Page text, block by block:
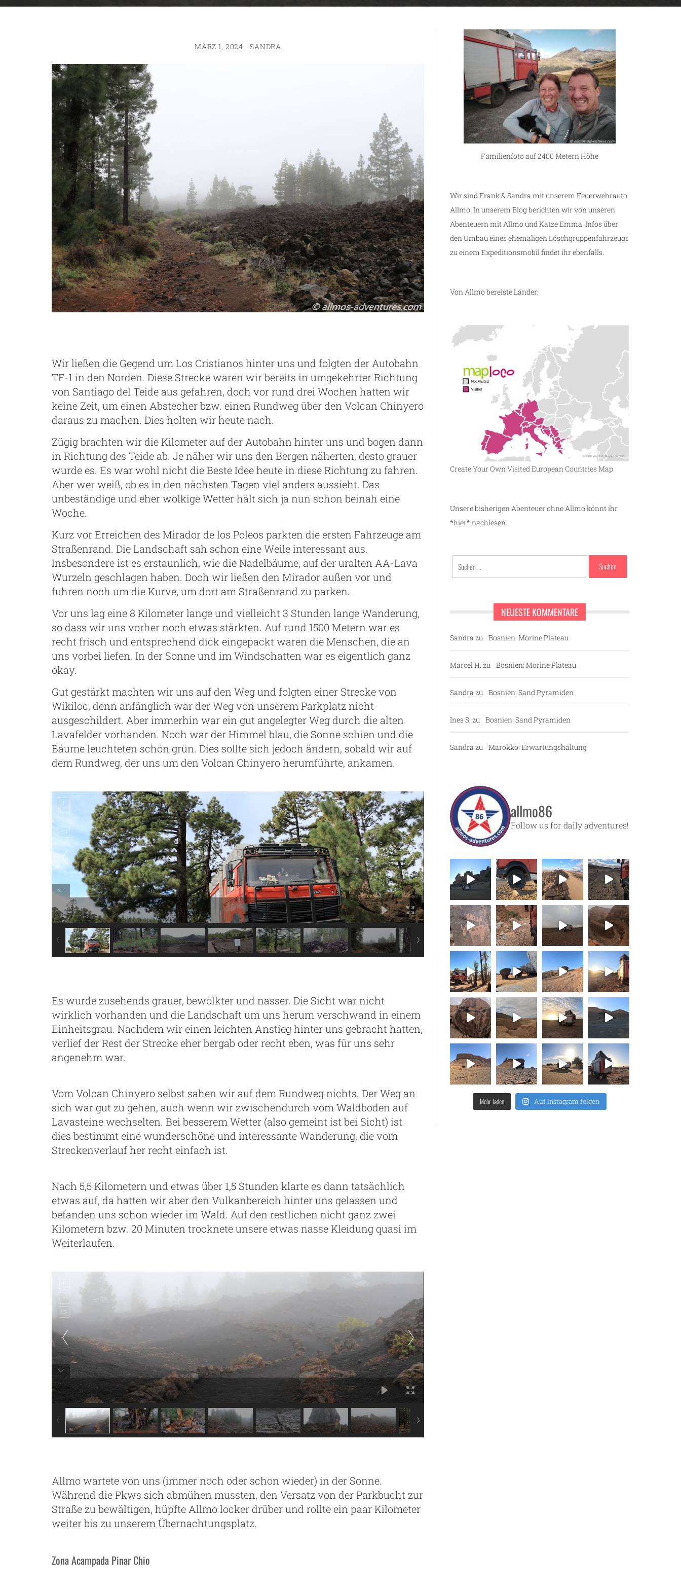
MÄRZ 1, 2024 SANDRA
Wir ließen die Gegend um Los Cristianos hinter uns und folgten der Autobahn
TF-1 in den Norden. Diese Strecke waren wir bereits in umgekehrter Richtung
von Santiago del Teide aus gefahren, doch vor rund drei Wochen hatten wir
keine Zeit, um einen Abstecher bzw. einen Rundweg über den Volcan Chinyero
daraus zu machen. Dies holten wir heute nach.
Zügig brachten wir die Kilometer auf der Autobahn hinter uns und bogen dann
in Richtung des Teide ab. Je näher wir uns den Bergen näherten, desto grauer
wurde es. Es war wohl nicht die Beste Idee heute in diese Richtung zu fahren.
Aber wer weiß, ob es in den nächsten Tagen viel anders aussieht. Das
unbeständige und eher wolkige Wetter hält sich ja nun schon beinah eine
Woche.
Kurz vor Erreichen des Mirador de los Poleos parkten die ersten Fahrzeuge am
Straßenrand. Die Landschaft sah schon eine Weile interessant aus.
Insbesondere ist es erstaunlich, wie die Nadelbäume, auf der uralten AA-Lava
Wurzeln geschlagen haben. Doch wir ließen den Mirador außen vor und
fuhren noch um die Kurve, um dort am Straßenrand zu parken.
Vor uns lag eine 8 Kilometer lange und vielleicht 3 Stunden lange Wanderung,
so dass wir uns vorher noch etwas stärkten. Auf rund 1500 Metern war es
recht frisch und entsprechend dick eingepackt waren die Menschen, die an
uns vorbei liefen. In der Sonne und im Windschatten war es eigentlich ganz
okay.
Gut gestärkt machten wir uns auf den Weg und folgten einer Strecke von
Wikiloc, denn anfänglich war der Weg von unserem Parkplatz nicht
ausgeschildert. Aber immerhin war ein gut angelegter Weg durch die alten
Lavafelder vorhanden. Noch war der Himmel blau, die Sonne schien und die
Bäume leuchteten schön grün. Dies sollte sich jedoch ändern, sobald wir auf
dem Rundweg, der uns um den Volcan Chinyero herumführte, ankamen.
Es wurde zusehends grauer, bewölkter und nasser. Die Sicht war nicht
wirklich vorhanden und die Landschaft um uns herum verschwand in einem
Einheitsgrau. Nachdem wir einen leichten Anstieg hinter uns gebracht hatten,
verlief der Rest der Strecke eher bergab oder recht eben, was für uns sehr
angenehm war.
Vom Volcan Chinyero selbst sahen wir auf dem Rundweg nichts. Der Weg an
sich war gut zu gehen, auch wenn wir zwischendurch vom Waldboden auf
Lavasteine wechselten. Bei besserem Wetter (also gemeint ist bei Sicht) ist
dies bestimmt eine wunderschöne und interessante Wanderung, die vom
Streckenverlauf her recht einfach ist.
Nach 5,5 Kilometern und etwas über 1,5 Stunden klarte es dann tatsächlich
etwas auf, da hatten wir aber den Vulkanbereich hinter uns gelassen und
befanden uns schon wieder im Wald. Auf den restlichen nicht ganz zwei
Kilometern bzw. 20 Minuten trocknete unsere etwas nasse Kleidung quasi im
Weiterlaufen.
Allmo wartete von uns (immer noch oder schon wieder) in der Sonne.
Während die Pkws sich abmühen mussten, den Versatz von der Parkbucht zur
Straße zu bewältigen, hüpfte Allmo locker drüber und rollte ein paar Kilometer
weiter bis zu unserem Übernachtungsplatz.
Zona Acampada Pinar Chio
Familienfoto auf 2400 Metern Höhe
Wir sind Frank & Sandra mit unserem Feuerwehrauto
Allmo. In unserem Blog berichten wir von unseren
Abenteuern mit Allmo und Katze Emma. Infos über
den Umbau eines ehemaligen Löschgruppenfahrzeugs
zu einem Expeditionsmobil findet ihr ebenfalls.
Von Allmo bereiste Länder:
Create Your Own Visited European Countries Map
Unsere bisherigen Abenteuer ohne Allmo könnt ihr
*hier* nachlesen.
Suchen
nach:
NEUESTE KOMMENTARE
Sandra zu Bosnien: Morine Plateau
Marcel H. zu Bosnien: Morine Plateau
Sandra zu Bosnien: Sand Pyramiden
Ines S. zu Bosnien: Sand Pyramiden
Sandra zu Marokko: Erwartungshaltung
allmo86
Follow us for daily adventures!
Mehr laden Auf Instagram folgen